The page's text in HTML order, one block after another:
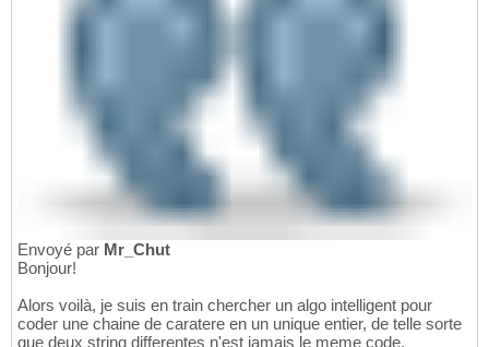
Envoyé par Mr_Chut
Bonjour!
Alors voilà, je suis en train chercher un algo intelligent pour
coder une chaine de caratere en un unique entier, de telle sorte
que deux string differentes n'est jamais le meme code.